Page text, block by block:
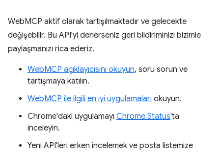
WebMCP aktif olarak tartışılmaktadır ve gelecekte
değişebilir. Bu API'yi denerseniz geri bildiriminizi bizimle
paylaşmanızı rica ederiz.
WebMCP açıklayıcısını okuyun, soru sorun ve
tartışmaya katılın.
WebMCP ile ilgili en iyi uygulamaları okuyun.
Chrome'daki uygulamayı Chrome Status'ta
inceleyin.
Yeni API'leri erken incelemek ve posta listemize